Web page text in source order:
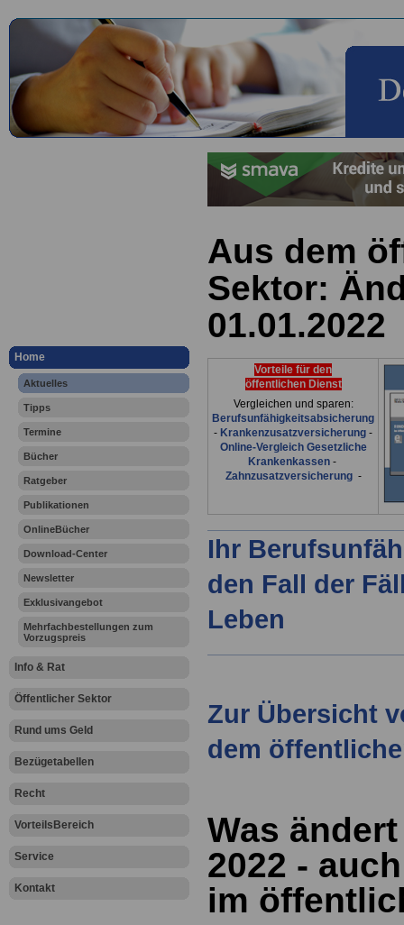
Home
Aktuelles
Tipps
Termine
Bücher
Ratgeber
Publikationen
OnlineBücher
Download-Center
Newsletter
Exklusivangebot
Mehrfachbestellungen zum
Vorzugspreis
Info & Rat
Öffentlicher Sektor
Rund ums Geld
Bezügetabellen
Recht
VorteilsBereich
Service
Kontakt
Aus dem
Sektor:
01.01.2022
Vorteile für den
öffentlichen Dienst
Vergleichen und sparen:
Berufsunfähigkeitsabsicherung
- Krankenzusatzversicherung -
Online-Vergleich Gesetzliche
Krankenkassen-
Zahnzusatzversicherung-
Ihr
den Fall der
Leben
Zur Übersicht
dem
Was
2022 -
im